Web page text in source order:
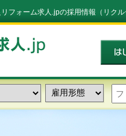
フォーム求人.jpの採用情報（リク